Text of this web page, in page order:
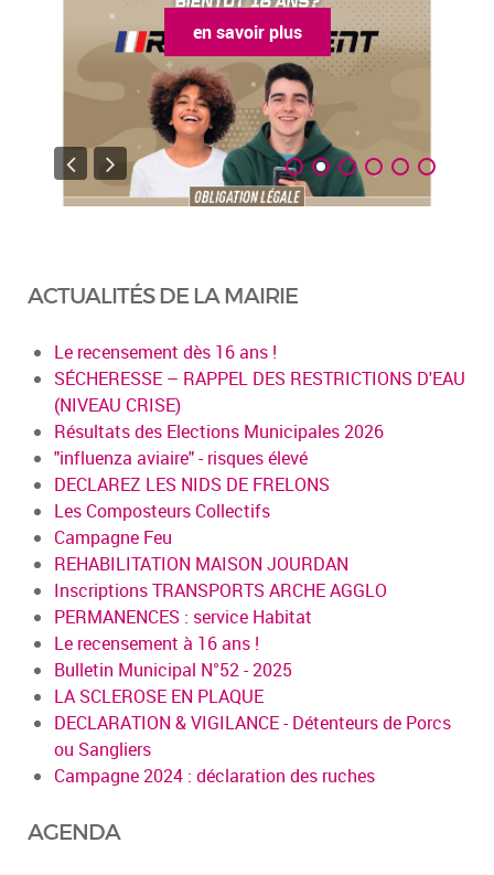
en savoir plus
ACTUALITÉS DE LA MAIRIE
Le recensement dès 16 ans !
SÉCHERESSE – RAPPEL DES RESTRICTIONS D'EAU
(NIVEAU CRISE)
Résultats des Elections Municipales 2026
"influenza aviaire" - risques élevé
DECLAREZ LES NIDS DE FRELONS
Les Composteurs Collectifs
Campagne Feu
REHABILITATION MAISON JOURDAN
Inscriptions TRANSPORTS ARCHE AGGLO
PERMANENCES : service Habitat
Le recensement à 16 ans !
Bulletin Municipal N°52 - 2025
LA SCLEROSE EN PLAQUE
DECLARATION & VIGILANCE - Détenteurs de Porcs
ou Sangliers
Campagne 2024 : déclaration des ruches
AGENDA